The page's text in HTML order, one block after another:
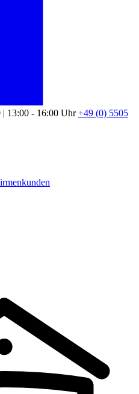
| 13:00 - 16:00 Uhr+49 (0) 5505